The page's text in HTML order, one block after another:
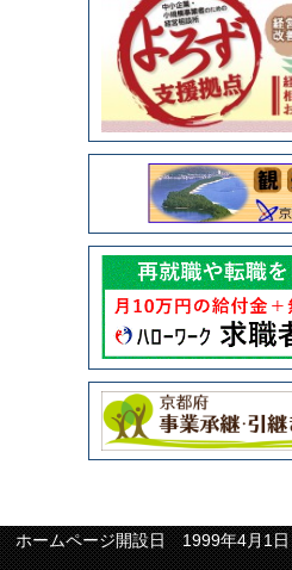
ホームページ開設日 1999年4月1日